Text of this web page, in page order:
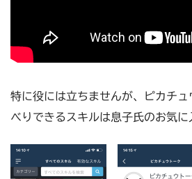
特に役には立ちませんが、ピカチュ
べりできるスキルは息子氏のお気に